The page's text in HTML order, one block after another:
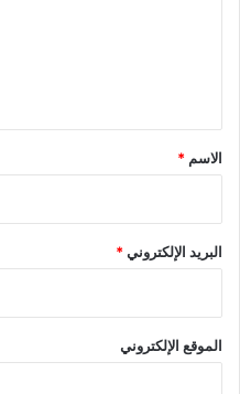
*
الاسم *
البريد الإلكتروني*
الموقع الإلكتروني